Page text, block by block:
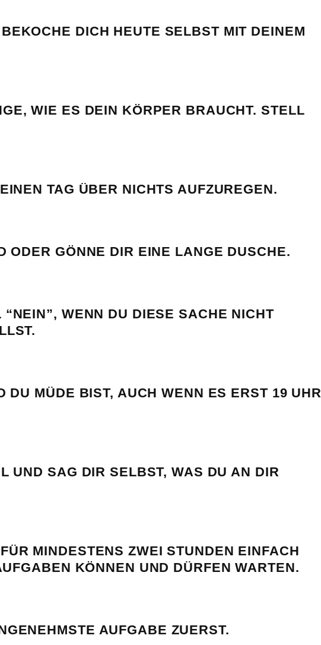
DICH HEUTE SELBST MIT DEINEM
WIE ES DEIN KÖRPER BRAUCHT. STELL
TAG ÜBER NICHTS AUFZUREGEN.
ODER GÖNNE DIR EINE LANGE DUSCHE.
WENN DU DIESE SACHE NICHT
DU MÜDE BIST, AUCH WENN ES ERST 19 UHR
UND SAG DIR SELBST, WAS DU AN DIR
MINDESTENS ZWEI STUNDEN EINFACH
KÖNNEN UND DÜRFEN WARTEN.
AUFGABE ZUERST.